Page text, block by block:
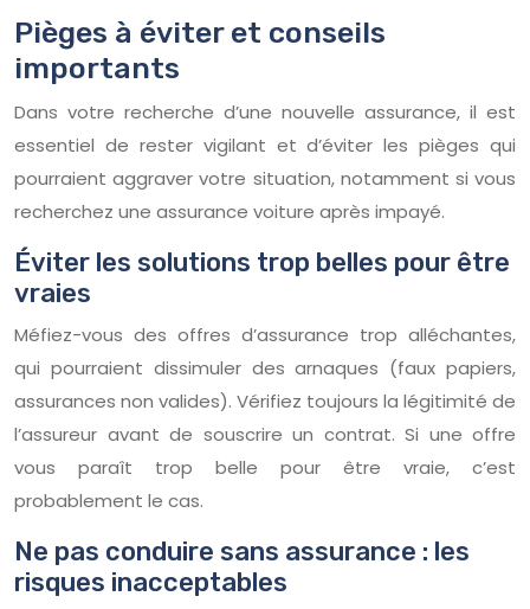
Pièges à éviter et conseils
importants
Dans votre recherche d’une nouvelle assurance, il est
essentiel de rester vigilant et d’éviter les pièges qui
pourraient aggraver votre situation, notamment si vous
recherchez une assurance voiture après impayé.
Éviter les solutions trop belles pour être
vraies
Méfiez-vous des offres d’assurance trop alléchantes,
qui pourraient dissimuler des arnaques (faux papiers,
assurances non valides). Vérifiez toujours la légitimité de
l’assureur avant de souscrire un contrat. Si une offre
vous paraît trop belle pour être vraie, c’est
probablement le cas.
Ne pas conduire sans assurance : les
risques inacceptables